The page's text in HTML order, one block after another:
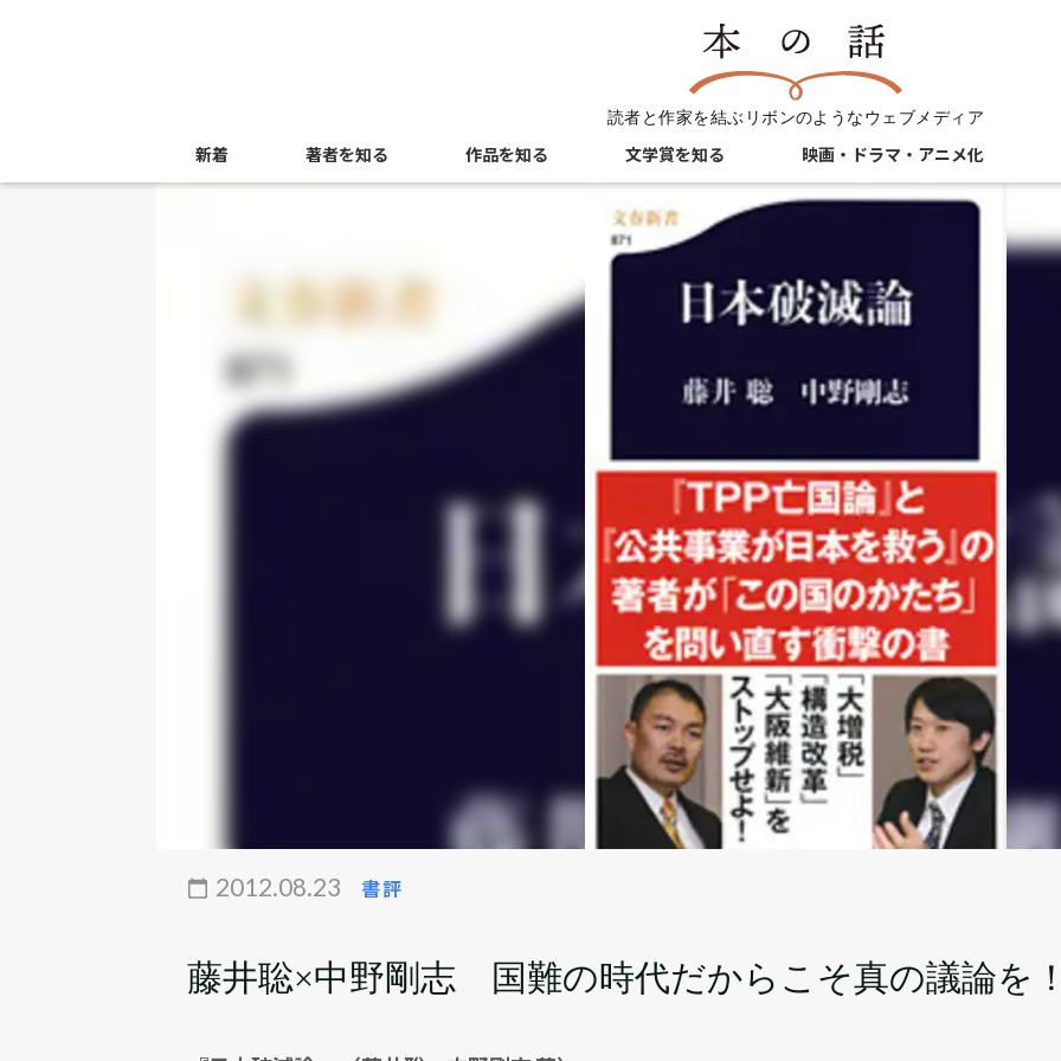
読者と作家を結ぶリボンのようなウェブメディア
新着 著者を知る 作品を知る 文学賞を知る 映画・ドラマ・アニメ化
2012.08.23 書評
藤井聡×中野剛志 国難の時代だからこそ真の議論を